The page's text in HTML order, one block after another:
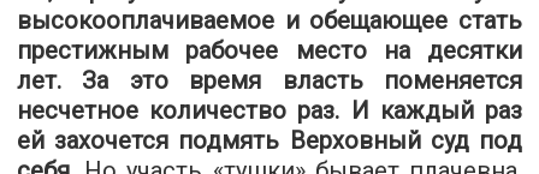
высокооплачиваемое и обещающее стать
престижным рабочее место на десятки
лет. За это время власть поменяется
несчетное количество раз. И каждый раз
ей захочется подмять Верховный суд под